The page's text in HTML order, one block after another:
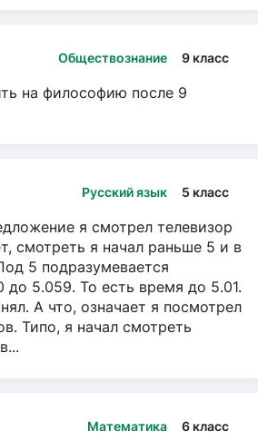
Обществознание 9 класс
на философию после 9
Русский язык 5 класс
я смотрел телевизор
смотреть я начал раньше 5 и в
5 подразумевается
5.059. То есть время до 5.01.
А что, означает я посмотрел
Типо, я начал смотреть
Математика 6 класс